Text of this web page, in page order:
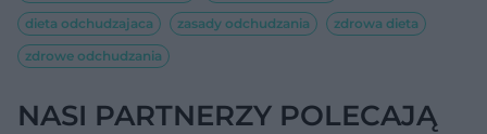
dieta odchudzajaca
zasady odchudzania
zdrowa dieta
zdrowe odchudzania
NASI PARTNERZY POLECAJĄ